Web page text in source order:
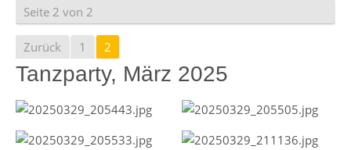
Seite 2 von 2
Zurück 1 2
Tanzparty, März 2025